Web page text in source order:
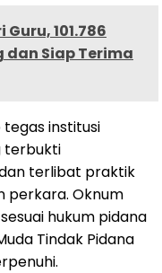
101.786
dan Siap Terima
tegas institusi
terbukti
terlibat praktik
perkara. Oknum
hukum pidana
Tindak Pidana